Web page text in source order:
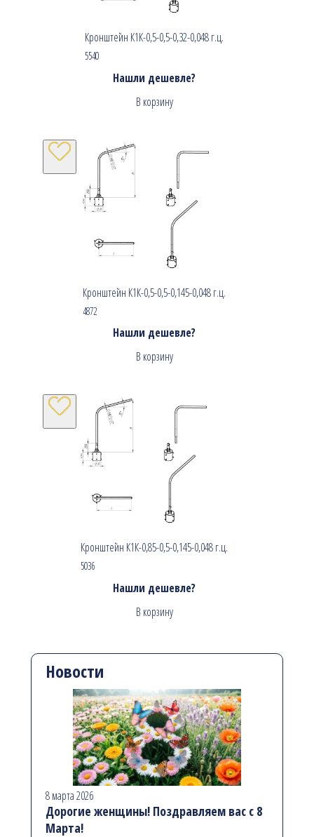
Кронштейн К1К-0,5-0,5-0,32-0,048 г.ц.
5540
Нашли дешевле?
В корзину
Кронштейн К1К-0,5-0,5-0,145-0,048 г.ц.
4872
Нашли дешевле?
В корзину
Кронштейн К1К-0,85-0,5-0,145-0,048 г.ц.
5036
Нашли дешевле?
В корзину
Новости
8 марта 2026
Дорогие женщины! Поздравляем вас с 8
Марта!